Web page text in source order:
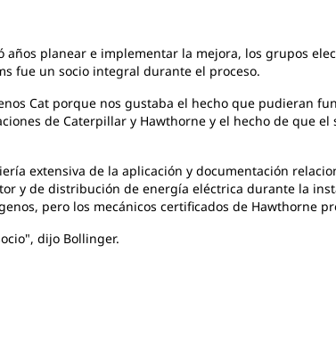
años planear e implementar la mejora, los grupos
fue un socio integral durante el proceso.
Cat porque nos gustaba el hecho que pudieran
de Caterpillar y Hawthorne y el hecho de que
extensiva de la aplicación y documentación
y de distribución de energía eléctrica durante la
pero los mecánicos certificados de Hawthorne
dijo Bollinger.